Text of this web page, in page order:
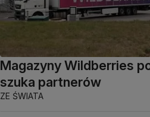
Magazyny Wildberries
szuka partnerów
ZE ŚWIATA